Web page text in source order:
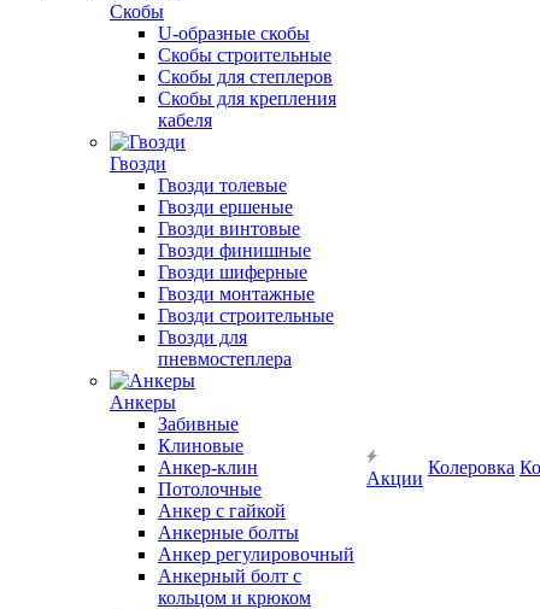
Скобы
U-образные скобы
Скобы строительные
Скобы для степлеров
Скобы для крепления
кабеля
Гвозди
Гвозди толевые
Гвозди ершеные
Гвозди винтовые
Гвозди финишные
Гвозди шиферные
Гвозди монтажные
Гвозди строительные
Гвозди для
пневмостеплера
Анкеры
Забивные
Клиновые
Анкер-клин
Потолочные
Анкер с гайкой
Анкерные болты
Анкер регулировочный
Анкерный болт с
кольцом и крюком
Акции
Колеровка